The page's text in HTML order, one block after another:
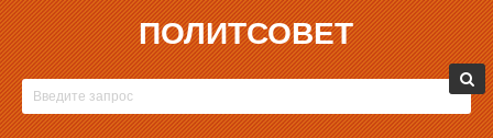
ПОЛИТСОВЕТ
28.05.2026, 14:29
ДВЕНАДЦАТЬ ПАРТИЙ СМОГУТ УЧАСТВОВАТЬ
В ВЫБОРАХ В ГОСДУМУ БЕЗ ПОДПИСЕЙ